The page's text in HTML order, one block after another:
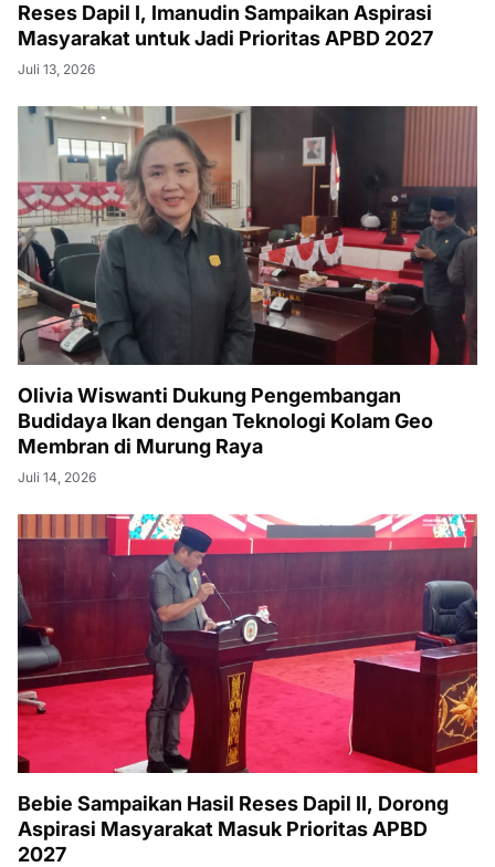
Reses Dapil I, Imanudin Sampaikan Aspirasi
Masyarakat untuk Jadi Prioritas APBD 2027
Juli 13, 2026
Olivia Wiswanti Dukung Pengembangan
Budidaya Ikan dengan Teknologi Kolam Geo
Membran di Murung Raya
Juli 14, 2026
Bebie Sampaikan Hasil Reses Dapil II, Dorong
Aspirasi Masyarakat Masuk Prioritas APBD
2027